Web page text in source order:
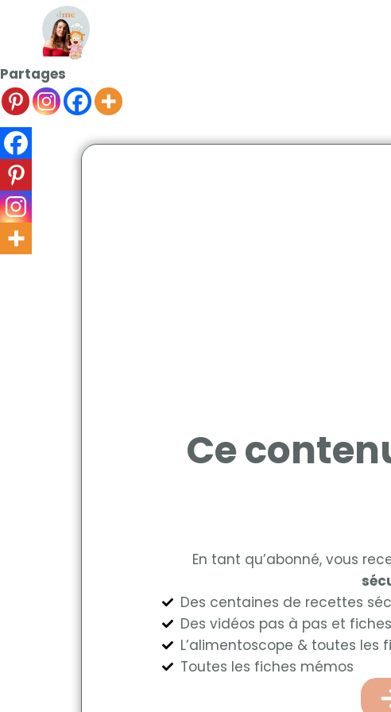
Partages
Ce
En tant qu’abonné, vous
Des centaines de recettes
Des vidéos pas à pas et
L’alimentoscope & toutes les
Toutes les fiches mémos